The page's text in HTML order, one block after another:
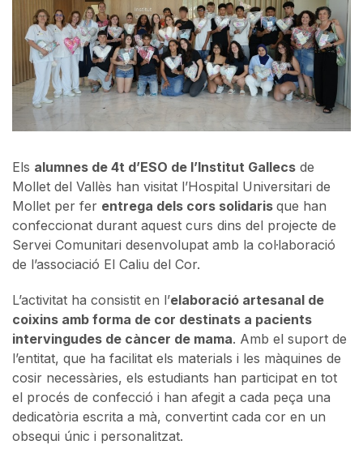
Els alumnes de 4t d’ESO de l’Institut Gallecs de
Mollet del Vallès han visitat l’Hospital Universitari de
Mollet per fer entrega dels cors solidaris que han
confeccionat durant aquest curs dins del projecte de
Servei Comunitari desenvolupat amb la col·laboració
de l’associació El Caliu del Cor.
L’activitat ha consistit en l’elaboració artesanal de
coixins amb forma de cor destinats a pacients
intervingudes de càncer de mama. Amb el suport de
l’entitat, que ha facilitat els materials i les màquines de
cosir necessàries, els estudiants han participat en tot
el procés de confecció i han afegit a cada peça una
dedicatòria escrita a mà, convertint cada cor en un
obsequi únic i personalitzat.